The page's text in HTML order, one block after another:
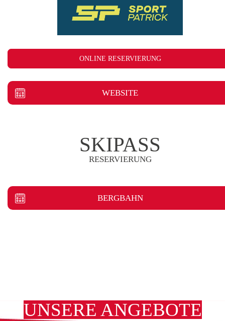
ONLINE RESERVIERUNG
WEBSITE
SKIPASS
RESERVIERUNG
BERGBAHN
UNSERE ANGEBOTE